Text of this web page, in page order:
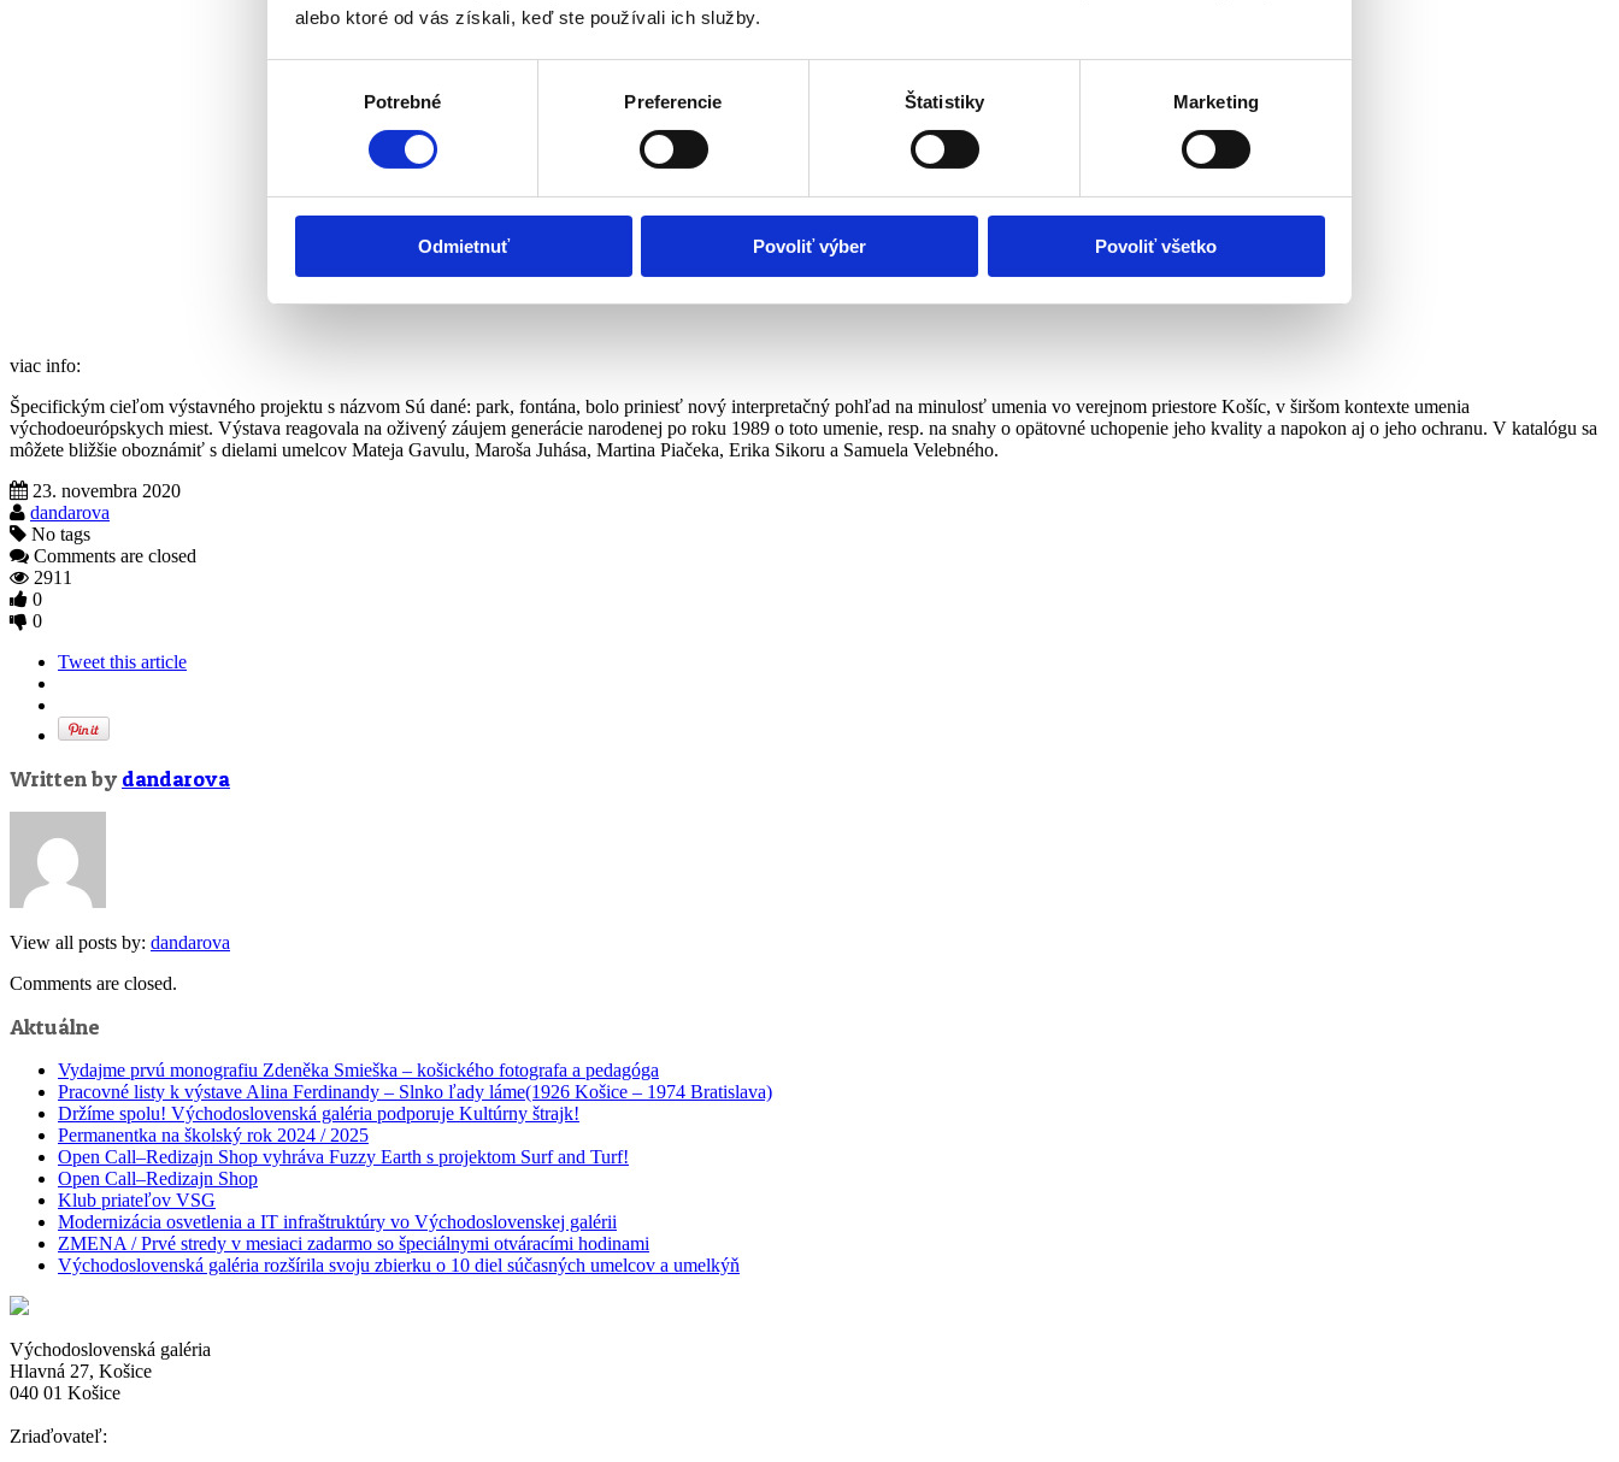
alebo ktoré od vás získali, keď ste používali ich služby.
Potrebné Preferencie Štatistiky Marketing
Odmietnuť Povoliť výber Povoliť všetko
viac info:
Špecifickým cieľom výstavného projektu s názvom Sú dané: park, fontána, bolo priniesť nový interpretačný pohľad na minulosť umenia vo verejnom priestore Košíc, v širšom kontexte umenia
východoeurópskych miest. Výstava reagovala na oživený záujem generácie narodenej po roku 1989 o toto umenie, resp. na snahy o opätovné uchopenie jeho kvality a napokon aj o jeho ochranu. V katalógu sa
môžete bližšie oboznámiť s dielami umelcov Mateja Gavulu, Maroša Juhása, Martina Piačeka, Erika Sikoru a Samuela Velebného.
23. novembra 2020
dandarova
No tags
Comments are closed
2911
0
0
Tweet this article
Written by dandarova
View all posts by: dandarova
Comments are closed.
Aktuálne
Vydajme prvú monografiu Zdeněka Smieška – košického fotografa a pedagóga
Pracovné listy k výstave Alina Ferdinandy – Slnko ľady láme(1926 Košice – 1974 Bratislava)
Držíme spolu! Východoslovenská galéria podporuje Kultúrny štrajk!
Permanentka na školský rok 2024 / 2025
Open Call–Redizajn Shop vyhráva Fuzzy Earth s projektom Surf and Turf!
Open Call–Redizajn Shop
Klub priateľov VSG
Modernizácia osvetlenia a IT infraštruktúry vo Východoslovenskej galérii
ZMENA / Prvé stredy v mesiaci zadarmo so špeciálnymi otváracími hodinami
Východoslovenská galéria rozšírila svoju zbierku o 10 diel súčasných umelcov a umelkýň
Východoslovenská galéria
Hlavná 27, Košice
040 01 Košice
Zriaďovateľ: